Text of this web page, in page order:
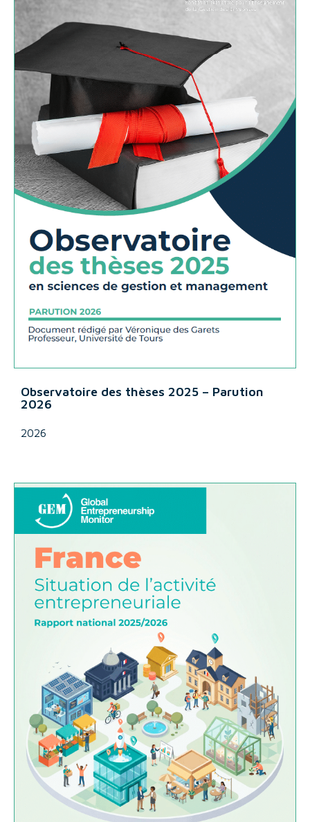
Observatoire des thèses 2025 – Parution
2026
2026